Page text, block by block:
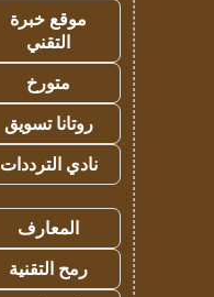
موقع خبرة
التقني
متورخ
روتانا تسويق
نادي الترددات
المعارف
رمح التقنية